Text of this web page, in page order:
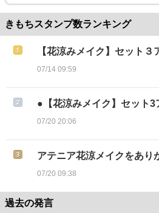
きもちスタンプ数ランキング
【花涼みメイク】セット
07/14 09:59
●【花涼みメイク】セット
07/20 20:06
アテニア花涼メイクをあ
07/20 09:38
過去の発言